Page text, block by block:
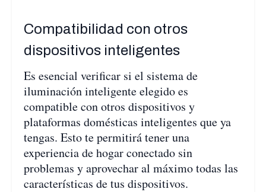
Compatibilidad con otros
dispositivos inteligentes
Es esencial verificar si el sistema de
iluminación inteligente elegido es
compatible con otros dispositivos y
plataformas domésticas inteligentes que ya
tengas. Esto te permitirá tener una
experiencia de hogar conectado sin
problemas y aprovechar al máximo todas las
características de tus dispositivos.